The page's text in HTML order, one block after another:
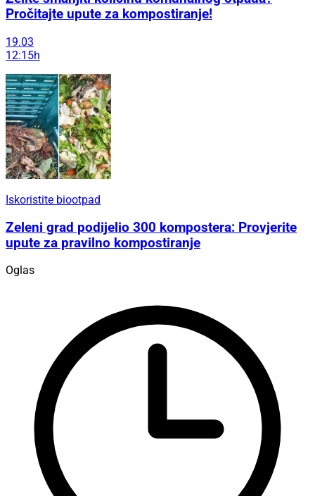
Pročitajte upute za kompostiranje!
19.03
12:15h
Iskoristite biootpad
Zeleni grad podijelio 300 kompostera: Provjerite
upute za pravilno kompostiranje
Oglas